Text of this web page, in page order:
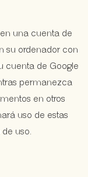
una cuenta de
su ordenador con
cuenta de Google
permanezca
en otros
uso de estas
uso.